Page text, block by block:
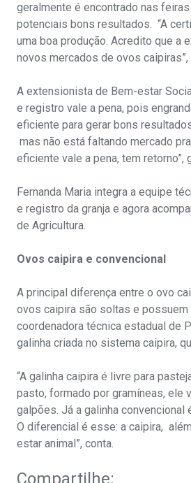
geralmente é encontrado nas
potenciais bons resultados. “A
uma boa produção. Acredito que a
novos mercados de ovos caipiras”,
A extensionista de Bem-estar
e registro vale a pena, pois
eficiente para gerar bons
mas não está faltando mercado
eficiente vale a pena, tem retorno”,
Fernanda Maria integra a equipe
e registro da granja e agora
de Agricultura.
Ovos caipira e convencional
A principal diferença entre o ovo
ovos caipira são soltas e possuem
coordenadora técnica estadual de
galinha criada no sistema caipira,
“A galinha caipira é livre para
pasto, formado por gramíneas, ele
galpões. Já a galinha
O diferencial é esse: a caipira,
estar animal”, conta.
Compartilhe: